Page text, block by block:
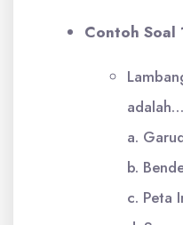
Contoh Soal
adalah…
a.
b.
c. Peta